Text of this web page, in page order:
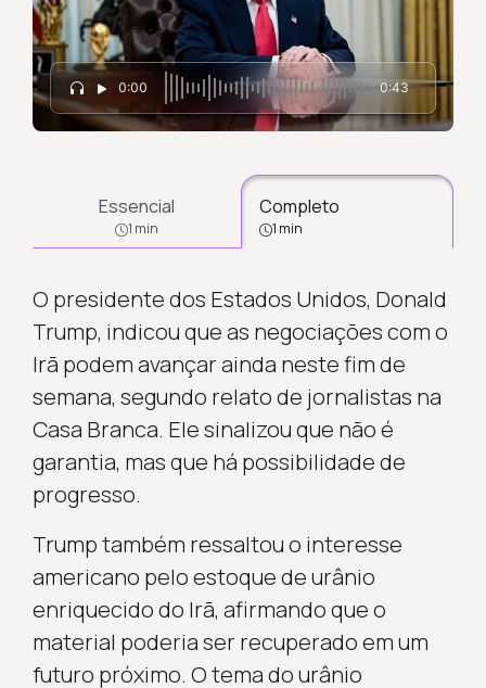
0:00 0:43
Essencial
1 min
Completo
1 min
O presidente dos Estados Unidos, Donald
Trump, indicou que as negociações com o
Irã podem avançar ainda neste fim de
semana, segundo relato de jornalistas na
Casa Branca. Ele sinalizou que não é
garantia, mas que há possibilidade de
progresso.
Trump também ressaltou o interesse
americano pelo estoque de urânio
enriquecido do Irã, afirmando que o
material poderia ser recuperado em um
futuro próximo. O tema do urânio